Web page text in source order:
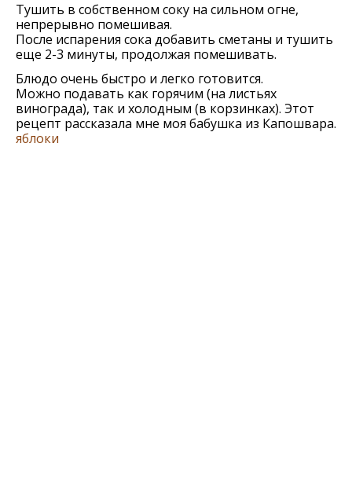
Тушить в собственном соку на сильном огне,
непрерывно помешивая.
После испарения сока добавить сметаны и тушить
еще 2-3 минуты, продолжая помешивать.
Блюдо очень быстро и легко готовится.
Можно подавать как горячим (на листьях
винограда), так и холодным (в корзинках). Этот
рецепт рассказала мне моя бабушка из Капошвара.
яблоки